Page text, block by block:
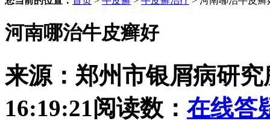
河南哪治牛皮癣好
来源：郑州市银屑病研究
16:19:21阅读数： 在线答